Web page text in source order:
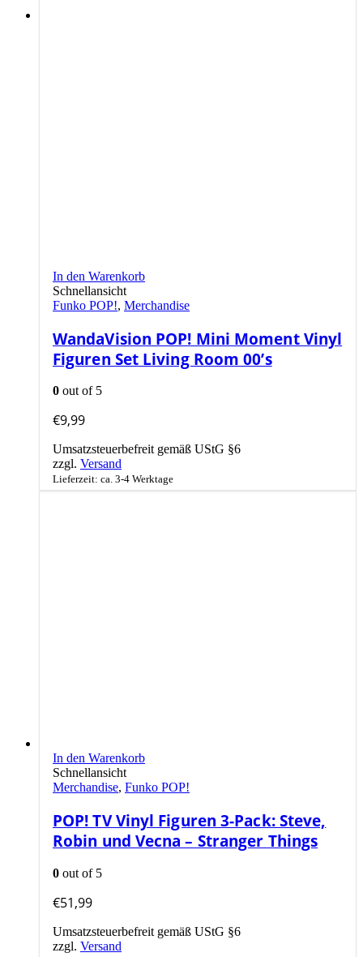
In den Warenkorb
Schnellansicht
Funko POP!, Merchandise
WandaVision POP! Mini Moment Vinyl
Figuren Set Living Room 00’s
0 out of 5
€9,99
Umsatzsteuerbefreit gemäß UStG §6
zzgl. Versand
Lieferzeit: ca. 3-4 Werktage
In den Warenkorb
Schnellansicht
Merchandise, Funko POP!
POP! TV Vinyl Figuren 3-Pack: Steve,
Robin und Vecna – Stranger Things
0 out of 5
€51,99
Umsatzsteuerbefreit gemäß UStG §6
zzgl. Versand